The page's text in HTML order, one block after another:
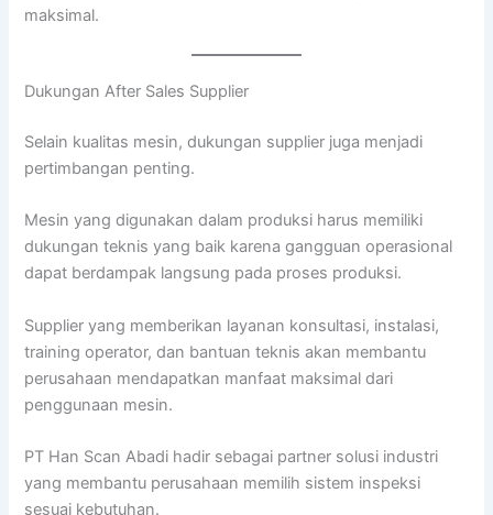
maksimal.
Dukungan After Sales Supplier
Selain kualitas mesin, dukungan supplier juga menjadi
pertimbangan penting.
Mesin yang digunakan dalam produksi harus memiliki
dukungan teknis yang baik karena gangguan operasional
dapat berdampak langsung pada proses produksi.
Supplier yang memberikan layanan konsultasi, instalasi,
training operator, dan bantuan teknis akan membantu
perusahaan mendapatkan manfaat maksimal dari
penggunaan mesin.
PT Han Scan Abadi hadir sebagai partner solusi industri
yang membantu perusahaan memilih sistem inspeksi
sesuai kebutuhan.